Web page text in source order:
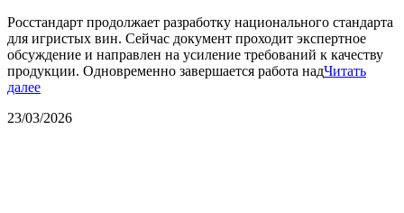
Росстандарт продолжает разработку национального стандарта
для игристых вин. Сейчас документ проходит экспертное
обсуждение и направлен на усиление требований к качеству
продукции. Одновременно завершается работа надЧитать
далее
23/03/2026